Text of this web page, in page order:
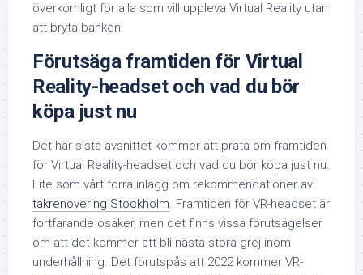
överkomligt för alla som vill uppleva Virtual Reality utan
att bryta banken.
Förutsäga framtiden för Virtual
Reality-headset och vad du bör
köpa just nu
Det här sista avsnittet kommer att prata om framtiden
för Virtual Reality-headset och vad du bör köpa just nu.
Lite som vårt förra inlägg om rekommendationer av
takrenovering Stockholm. Framtiden för VR-headset är
fortfarande osäker, men det finns vissa förutsägelser
om att det kommer att bli nästa stora grej inom
underhållning. Det förutspås att 2022 kommer VR-